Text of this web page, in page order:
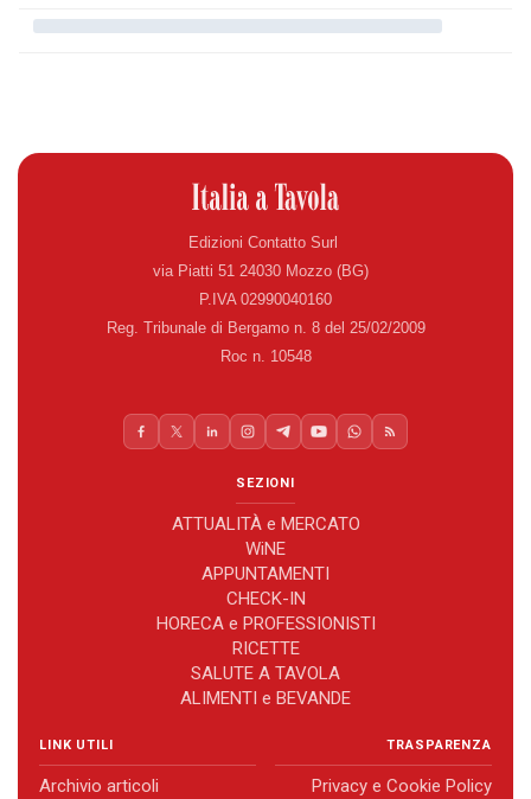
Edizioni Contatto Surl
via Piatti 51 24030 Mozzo (BG)
P.IVA 02990040160
Reg. Tribunale di Bergamo n. 8 del 25/02/2009
Roc n. 10548
SEZIONI
ATTUALITÀ e MERCATO
WiNE
APPUNTAMENTI
CHECK-IN
HORECA e PROFESSIONISTI
RICETTE
SALUTE A TAVOLA
ALIMENTI e BEVANDE
LINK UTILI
Archivio articoli
TRASPARENZA
Privacy e Cookie Policy